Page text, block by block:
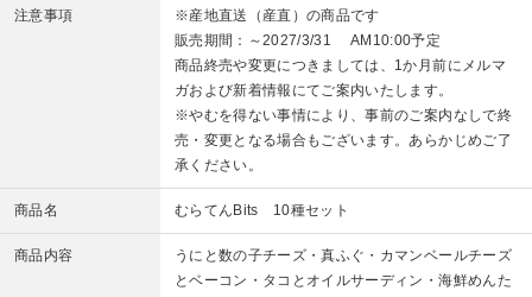
注意事項
※産地直送（産直）の商品です
販売期間：～2027/3/31 AM10:00予定
商品終売や変更につきましては、1か月前にメルマ
ガおよび新着情報にてご案内いたします。
※やむを得ない事情により、事前のご案内なしで終
売・変更となる場合もございます。あらかじめご了
承ください。
商品名 むらてんBits 10種セット
商品内容
うにと数の子チーズ・真ふぐ・カマンベールチーズ
とベーコン・タコとオイルサーディン・海鮮めんた